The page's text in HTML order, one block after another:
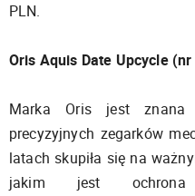
PLN.
Oris Aquis Date Upcycle
Marka Oris jest
precyzyjnych zegarków
latach skupiła się na
jakim jest ochrona